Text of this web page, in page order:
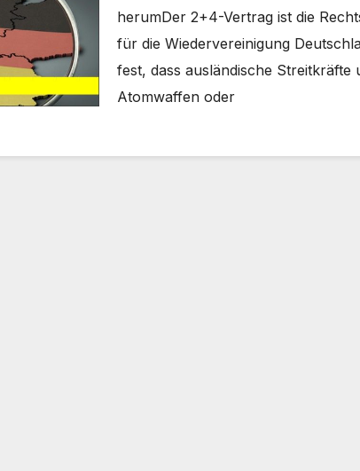
herumDer 2+4-Vertrag ist die
für die Wiedervereinigung
fest, dass ausländische Streitkräfte
Atomwaffen oder